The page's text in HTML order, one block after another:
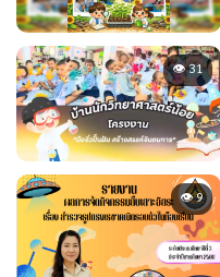
👁 31
👁 9